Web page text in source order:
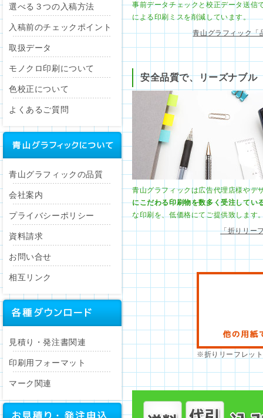
選べる３つの入稿方法
入稿前のチェックポイント
取扱データ
モノクロ印刷について
色校正について
よくあるご質問
青山グラフィックの品質
会社案内
プライバシーポリシー
資料請求
お問い合せ
相互リンク
見積り・発注書関連
印刷用フォーマット
マーク関連
事前データチェックと校正データ送信
による印刷ミスを削減しています。
青山グラフィック「
安全品質で、リーズナブル
青山グラフィックは広告代理店様やデ
にこだわる印刷物を数多く受注してい
な印刷を、低価格にてご提供致します
「折りリー
※折りリーフレッ